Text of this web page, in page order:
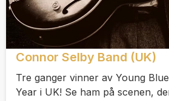
Connor Selby Band (UK)
Tre ganger vinner av Young
Year i UK! Se ham på scenen,